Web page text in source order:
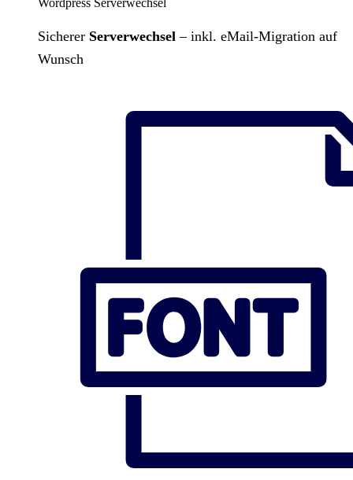
Wordpress Serverwechsel
Sicherer Serverwechsel – inkl. eMail-Migration auf
Wunsch